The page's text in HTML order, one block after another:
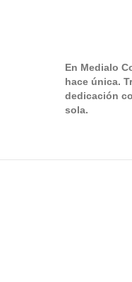
En Medialo
hace única.
dedicación
sola.